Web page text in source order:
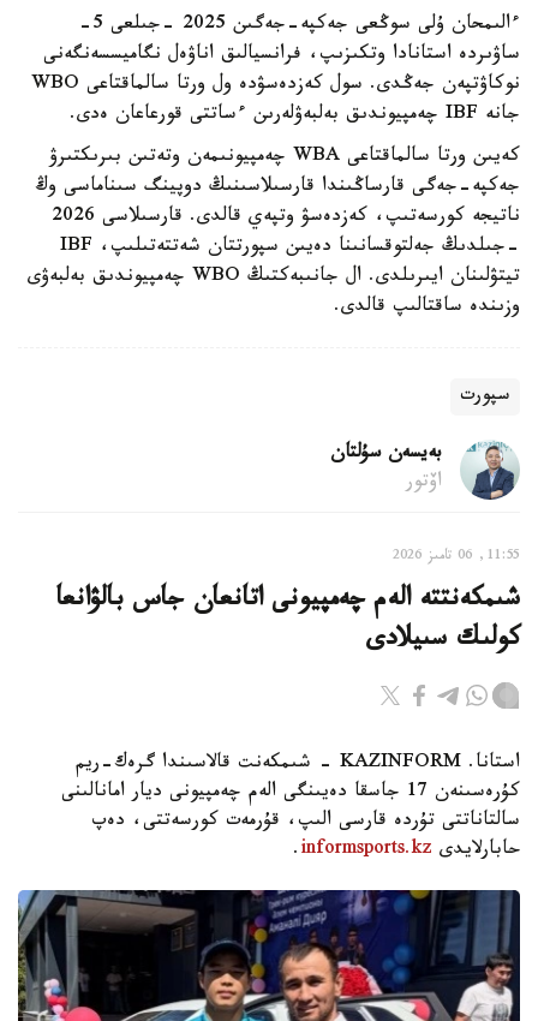
ءالىمحان ۇلى سوڭعى جەكپە-جەگىن 2025 -جىلعى 5-
ساۋىردە استانادا وتكىزىپ، فرانسيالىق اناۋەل نگاميسسەنگەنى
نوكاۋتپەن جەڭدى. سول كەزدەسۋدە ول ورتا سالماقتاعى WBO
جانە IBF چەمپيوندىق بەلبەۋلەرىن ءساتتى قورعاعان ەدى.
كەيىن ورتا سالماقتاعى WBA چەمپيونىمەن وتەتىن بىرىكتىرۋ
جەكپە-جەگى قارساڭىندا قارسىلاسىنىڭ دوپينگ سىناماسى وڭ
ناتيجە كورسەتىپ، كەزدەسۋ وتپەي قالدى. قارسىلاسى 2026
-جىلدىڭ جەلتوقسانىنا دەيىن سپورتتان شەتتەتىلىپ، IBF
تيتۋلىنان ايىرىلدى. ال جانىبەكتىڭ WBO چەمپيوندىق بەلبەۋى
وزىندە ساقتالىپ قالدى.
سپورت
بەيسەن سۇلتان
اۆتور
11:55, 06 تامىز 2026
شىمكەنتتە الەم چەمپيونى اتانعان جاس بالۋانعا
كولىك سىيلادى
استانا. KAZINFORM - شىمكەنت قالاسىندا گرەك-ريم
كۇرەسىنەن 17 جاسقا دەيىنگى الەم چەمپيونى ديار امانالىنى
سالتاناتتى تۇردە قارسى الىپ، قۇرمەت كورسەتتى، دەپ
حابارلايدى informsports.kz
.